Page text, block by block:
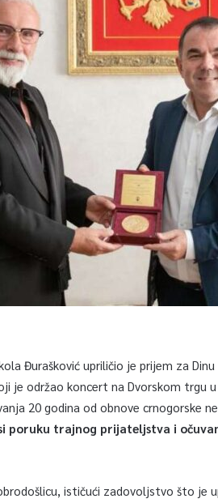
Đurašković upriličio je prijem za
je održao koncert na Dvorskom trgu
20 godina od obnove crnogorske
poruku trajnog prijateljstva i
ističući zadovoljstvo što je